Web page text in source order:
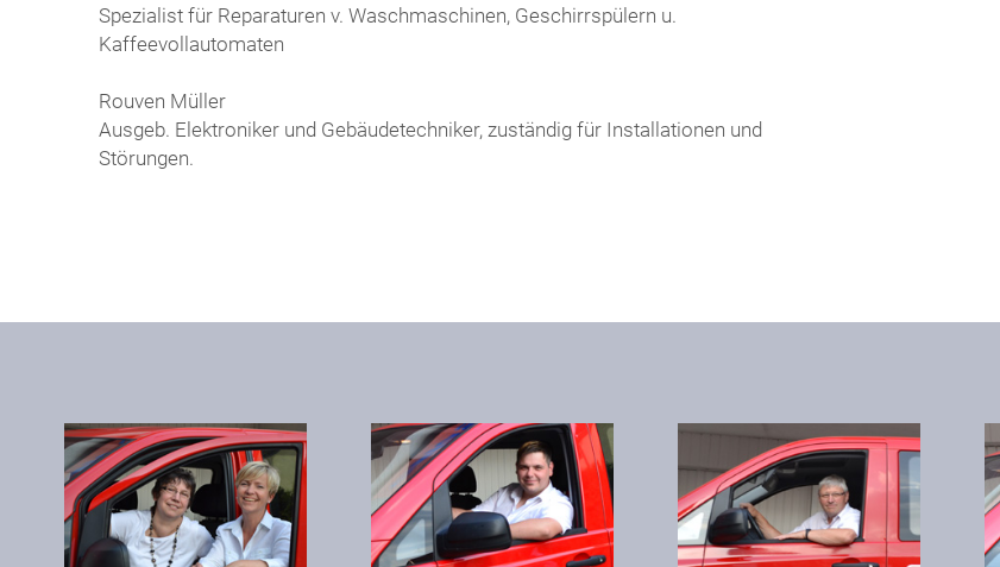
Spezialist für Reparaturen v. Waschmaschinen, Geschirrspülern u.
Kaffeevollautomaten
Rouven Müller
Ausgeb. Elektroniker und Gebäudetechniker, zuständig für Installationen und
Störungen.